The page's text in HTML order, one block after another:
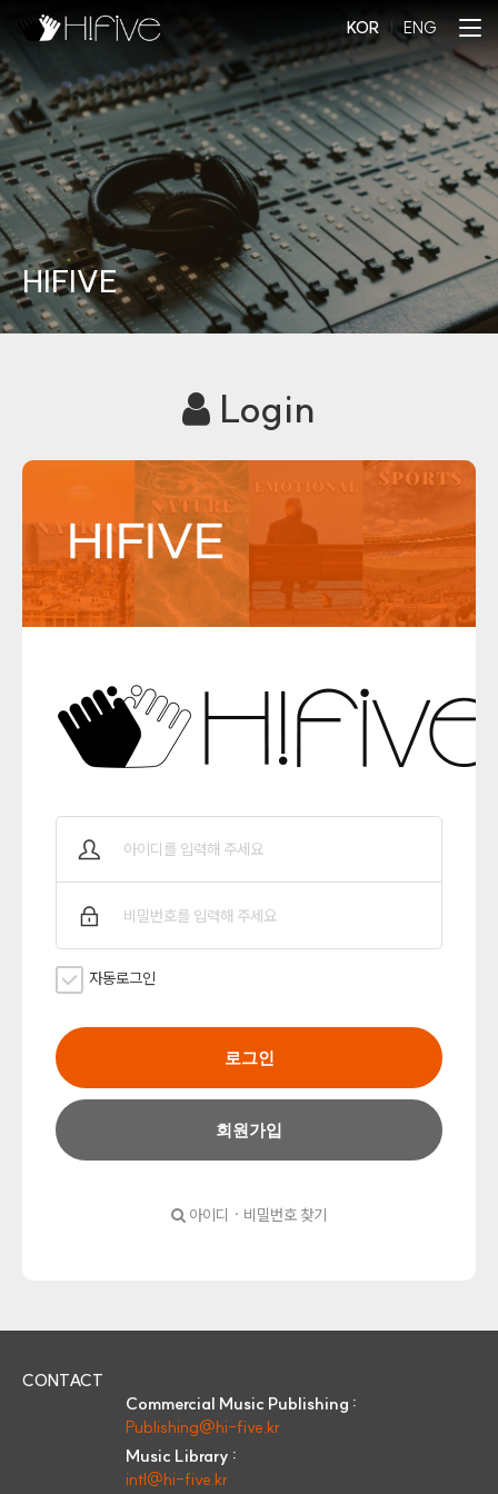
KOR l ENG
HIFIVE
Login
HIFIVE
자동로그인
로그인
회원가입
아이디 · 비밀번호 찾기
CONTACT
Commercial Music Publishing :
Publishing@hi-five.kr
Music Library :
intl@hi-five.kr